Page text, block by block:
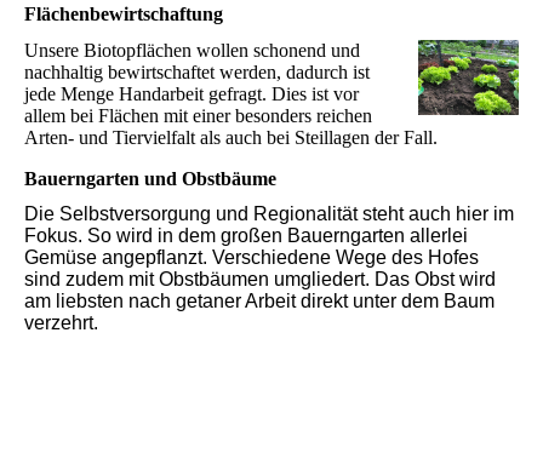
Flächenbewirtschaftung
Unsere Biotopflächen wollen schonend und
nachhaltig bewirtschaftet werden, dadurch ist
jede Menge Handarbeit gefragt. Dies ist vor
allem bei Flächen mit einer besonders reichen
Arten- und Tiervielfalt als auch bei Steillagen der Fall.
Bauerngarten und Obstbäume
Die Selbstversorgung und Regionalität steht auch hier im
Fokus. So wird in dem großen Bauerngarten allerlei
Gemüse angepflanzt. Verschiedene Wege des Hofes
sind zudem mit Obstbäumen umgliedert. Das Obst wird
am liebsten nach getaner Arbeit direkt unter dem Baum
verzehrt.